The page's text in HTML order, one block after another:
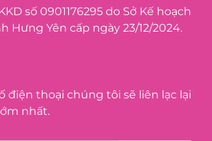
số 0901176295 do Sở Kế hoạch
Hưng Yên cấp ngày 23/12/2024.
điện thoại chúng tôi sẽ liên lạc lại
nhất.